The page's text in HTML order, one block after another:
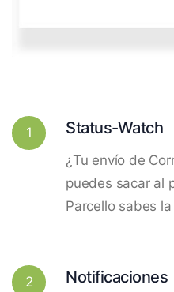
1 Status-Watch
¿Tu envío de
puedes sacar al
Parcello sabes
2 Notificaciones